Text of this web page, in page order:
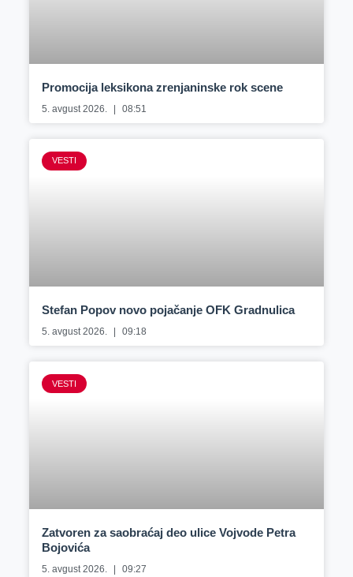
Promocija leksikona zrenjaninske rok scene
5. avgust 2026. 08:51
VESTI
Stefan Popov novo pojačanje OFK Gradnulica
5. avgust 2026. 09:18
VESTI
Zatvoren za saobraćaj deo ulice Vojvode Petra
Bojovića
5. avgust 2026. 09:27